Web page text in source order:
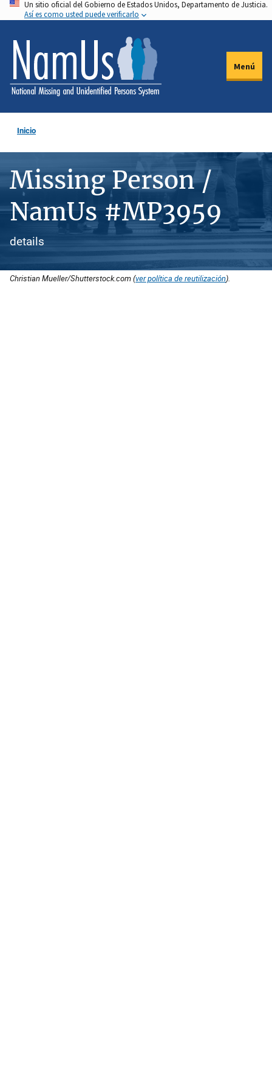
Pasar
al
contenido
principal
Un sitio oficial del Gobierno de Estados Unidos, Departamento de Justicia.
Así es como usted puede verificarlo
Menú
Inicio
Missing Person /
NamUs #MP3959
details
Christian Mueller/Shutterstock.com (ver política de reutilización).